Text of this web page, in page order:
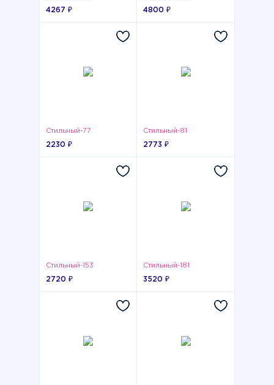
4267 ₽ 4800 ₽
Стильный-77
2230 ₽
Стильный-81
2773 ₽
Стильный-153
2720 ₽
Стильный-181
3520 ₽